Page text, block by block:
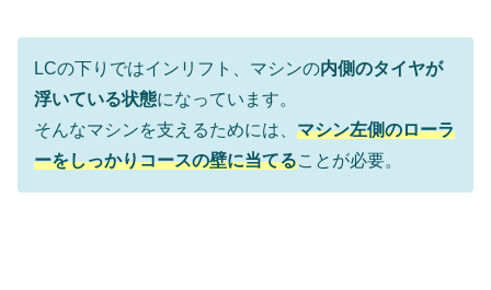
LCの下りではインリフト、マシンの内側のタイヤが
浮いている状態になっています。
そんなマシンを支えるためには、 マシン左側のローラ
ーをしっかりコースの壁に当てることが必要。